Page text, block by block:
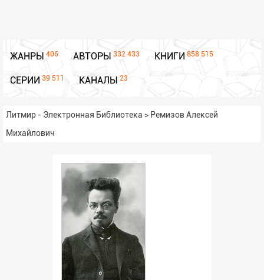
ЖАНРЫ 406 АВТОРЫ 332 433 КНИГИ 858 515
СЕРИИ 39 511 КАНАЛЫ 23
Литмир - Электронная Библиотека > Ремизов Алексей
Михайлович